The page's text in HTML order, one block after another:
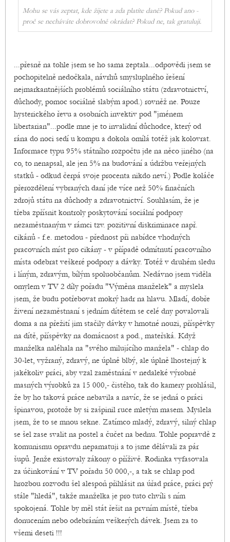
Mohu se vás zeptat, kde žijete a zda platíte daně? Pokud ano -
proč se necháváte dobrovolně okrádat? Pokud ne, tak gratuluji.
...přesně na tohle jsem se ho sama zeptala...odpovědi jsem se
pochopitelně nedočkala, návrhů smysluplného řešení
nejmarkantnějších problémů sociálního státu (zdravotnictví,
důchody, pomoc sociálně slabým apod.) rovněž ne. Pouze
hysterického řevu a osobních invektiv pod "jménem
libertarian"...podle mne je to invalidní důchodce, který od
rána do noci sedí u kompu a dokola omílá totéž jak kolovrat.
Informace typu 95% státního rozpočtu jde na něco jiného (na
co, to nenapsal, ale jen 5% na budování a údržbu veřejných
statků - odkud čerpá svoje procenta nikdo neví.) Podle koláče
přerozdělení vybraných daní jde více než 50% finačních
zdrojů státu na důchody a zdravotnictví. Souhlasím, že je
třeba zpřísnit kontroly poskytování sociální podpory
nezaměstnaným v rámci tzv. pozitivní diskriminace např.
cikánů - f.e. metodou - přednost při nabídce vhodných
pracovních míst pro cikány - v případě odmítnutí pracovního
místa odebrat veškeré podpory a dávky. Totéž v druhém sledu
i líným, zdravým, bílým spoluobčanům. Nedávno jsem viděla
omylem v TV 2 díly pořadu "Výměna manželek" a myslela
jsem, že budu potřebovat mokrý hadr na hlavu. Mladí, dobře
živení nezaměstnaní s jedním dítětem se celé dny povalovali
doma a na přežití jim stačily dávky v hmotné nouzi, příspěvky
na dítě, příspěvky na domácnost a pod., mateřská. Když
manželka naléhala na "svého milujícího manžela" - chlap do
30-let, vyžraný, zdravý, ne úplně blbý, ale úplně lhostejný k
jakékoliv práci, aby vzal zaměstnání v nedaleké výrobně
masných výrobků za 15 000,- čistého, tak do kamery prohlásil,
že by ho taková práce nebavila a navíc, že se jedná o práci
špinavou, protože by si zašpinil ruce mletým masem. Myslela
jsem, že to se mnou sekne. Zatímco mladý, zdravý, silný chlap
se šel zase svalit na postel a čučet na bednu. Tohle popravdě z
komunismu opravdu nepamatuji a to jsme dělávali za pár
šupů. Jenže existovaly zákony o příživě. Rodinka vyfasovala
za účinkování v TV pořadu 50 000,-, a tak se chlap pod
hrozbou rozvodu šel alespoň přihlásit na úřad práce, práci prý
stále "hledá", takže manželka je pro tuto chvíli s ním
spokojená. Tohle by měl stát řešit na prvním místě, třeba
donucením nebo odebráním veškerých dávek. Jsem za to
všemi deseti !!!